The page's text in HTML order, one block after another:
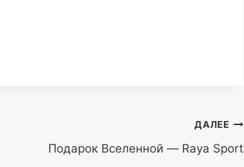
ДАЛЕЕ
Подарок Вселенной — Raya Sport